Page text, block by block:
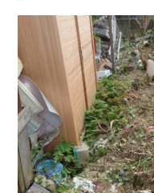
お問い合わせ